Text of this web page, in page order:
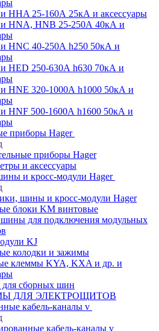
HHA 25-160А 25кА и аксессуары
HNA, HNB 25-250А 40кА и
HNC 40-250А h250 50кА и
HED 250-630А h630 70кА и
HNE 320-1000А h1000 50кА и
HNF 500-1600А h1600 50кА и
приборы Hager
приборы Hager
и аксессуары
и кросс-модули Hager
шины и кросс-модули Hager
блоки KM винтовые
для подключения модульных
KJ
колодки и зажимы
клеммы KYA, KXA и др. и
сборных шин
ДЛЯ ЭЛЕКТРОЩИТОВ
кабель-каналы v
кабель-каналы v